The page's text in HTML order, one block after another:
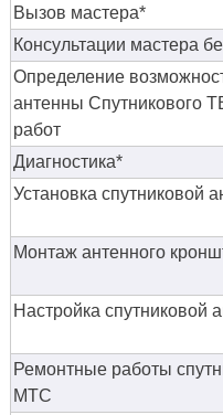
Вызов мастера*
Консультации мастера
Определение
антенны Спутникового
работ
Диагностика*
Установка спутниковой
Монтаж антенного
Настройка
Ремонтные работы
МТС